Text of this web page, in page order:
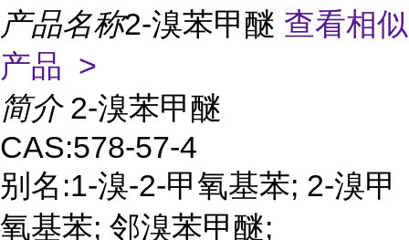
产品名称2-溴苯甲醚 查看相似
产品 >
简介 2-溴苯甲醚
CAS:578-57-4
别名:1-溴-2-甲氧基苯; 2-溴甲
氧基苯; 邻溴苯甲醚;